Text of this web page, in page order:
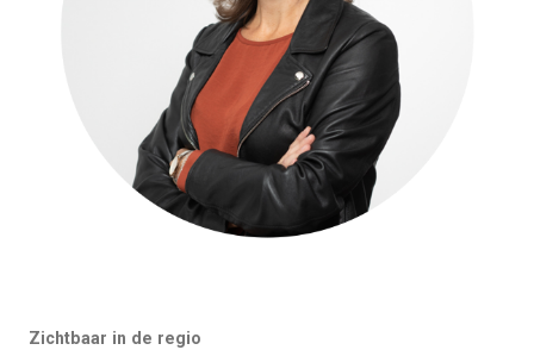
Zichtbaar in de regio